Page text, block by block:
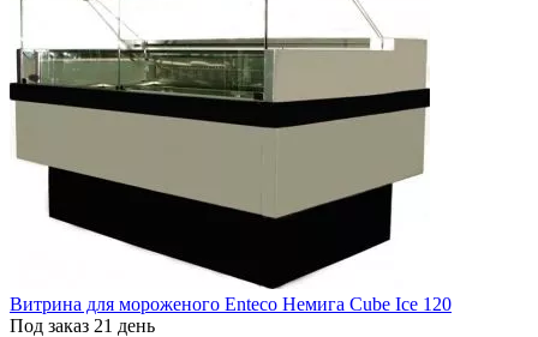
Витрина для мороженого Enteco Немига Cube Ice 120
Под заказ 21 день